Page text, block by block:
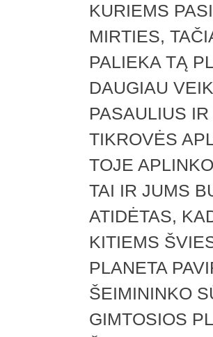
KURIEMS
MIRTIES,
PALIEKA TĄ
DAUGIAU
PASAULIUS
TIKROVĖS
TOJE
TAI IR JUMS
ATIDĖTAS,
KITIEMS
PLANETA
ŠEIMININKO
GIMTOSIOS